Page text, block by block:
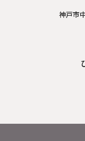
神戸市